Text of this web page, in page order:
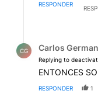
RESPONDER
CG Carlos German
Replying to
ENTONCES
RESPONDER 1